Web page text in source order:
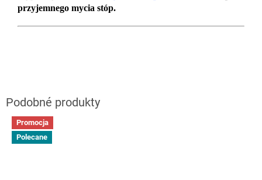
przyjemnego mycia stóp.
Promocja
Polecane